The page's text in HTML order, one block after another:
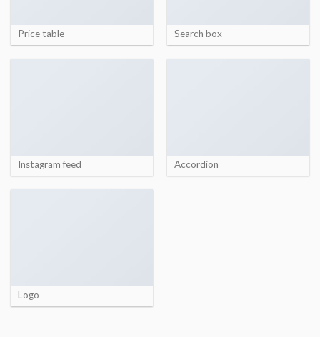
Price table Search box
Instagram feed Accordion
Logo